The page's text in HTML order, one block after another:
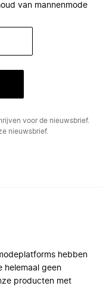
van mannenmode
voor de nieuwsbrief.
nieuwsbrief.
hebben
helemaal geen
producten met